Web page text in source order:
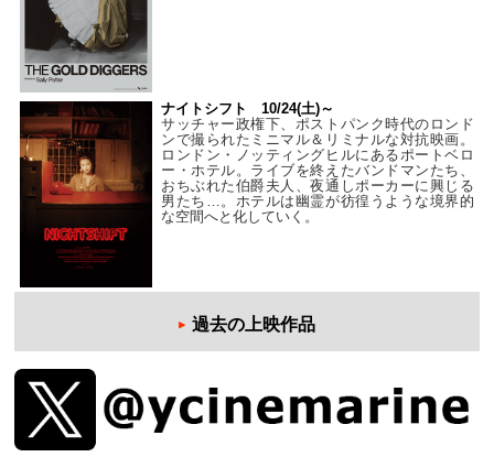
ナイトシフト 10/24(土)～
サッチャー政権下、ポストパンク時代のロンド
ンで撮られたミニマル＆リミナルな対抗映画。
ロンドン・ノッティングヒルにあるポートベロ
ー・ホテル。ライブを終えたバンドマンたち、
おちぶれた伯爵夫人、夜通しポーカーに興じる
男たち…。ホテルは幽霊が彷徨うような境界的
な空間へと化していく。
過去の上映作品